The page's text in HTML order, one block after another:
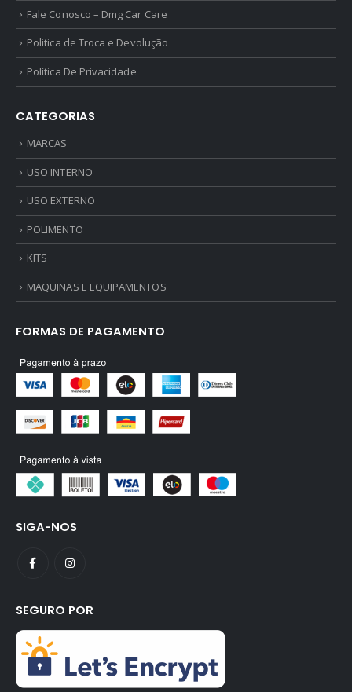
Fale Conosco – Dmg Car Care
Politica de Troca e Devolução
Política De Privacidade
CATEGORIAS
MARCAS
USO INTERNO
USO EXTERNO
POLIMENTO
KITS
MAQUINAS E EQUIPAMENTOS
FORMAS DE PAGAMENTO
SIGA-NOS
SEGURO POR